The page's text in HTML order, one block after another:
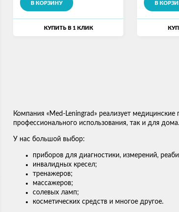
В КОРЗИНУ
КУПИТЬ В 1 КЛИК
В
Компания «Med-Leningrad» реализует
профессионального использования, так и для дома.
У нас большой выбор:
приборов для диагностики, измерений,
инвалидных кресел;
тренажеров;
массажеров;
солевых ламп;
косметических средств и многое другое.